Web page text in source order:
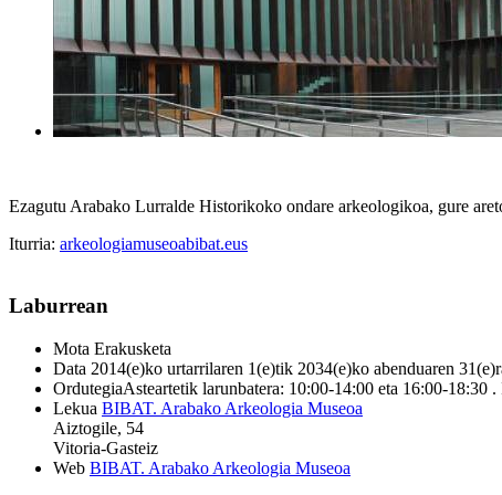
Ezagutu Arabako Lurralde Historikoko ondare arkeologikoa, gure
Iturria: arkeologiamuseoabibat.eus
Laburrean
Mota Erakusketa
Data 2014(e)ko urtarrilaren 1(e)tik 2034(e)ko abenduaren
OrdutegiaAsteartetik larunbatera: 10:00-14:00 eta 16:00-18:30
Lekua BIBAT. Arabako Arkeologia Museoa
Aiztogile, 54
Vitoria-Gasteiz
Web BIBAT. Arabako Arkeologia Museoa